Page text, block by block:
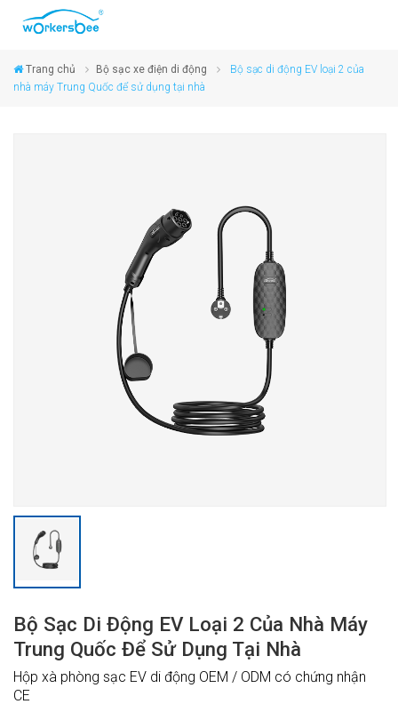
Trang chủ Bộ sạc xe điện di động
Bộ sạc di động EV loại 2 của
nhà máy Trung Quốc để sử dụng tại nhà
Bộ Sạc Di Động EV Loại 2 Của Nhà Máy
Trung Quốc Để Sử Dụng Tại Nhà
Hộp xà phòng sạc EV di động OEM / ODM có chứng nhận
CE